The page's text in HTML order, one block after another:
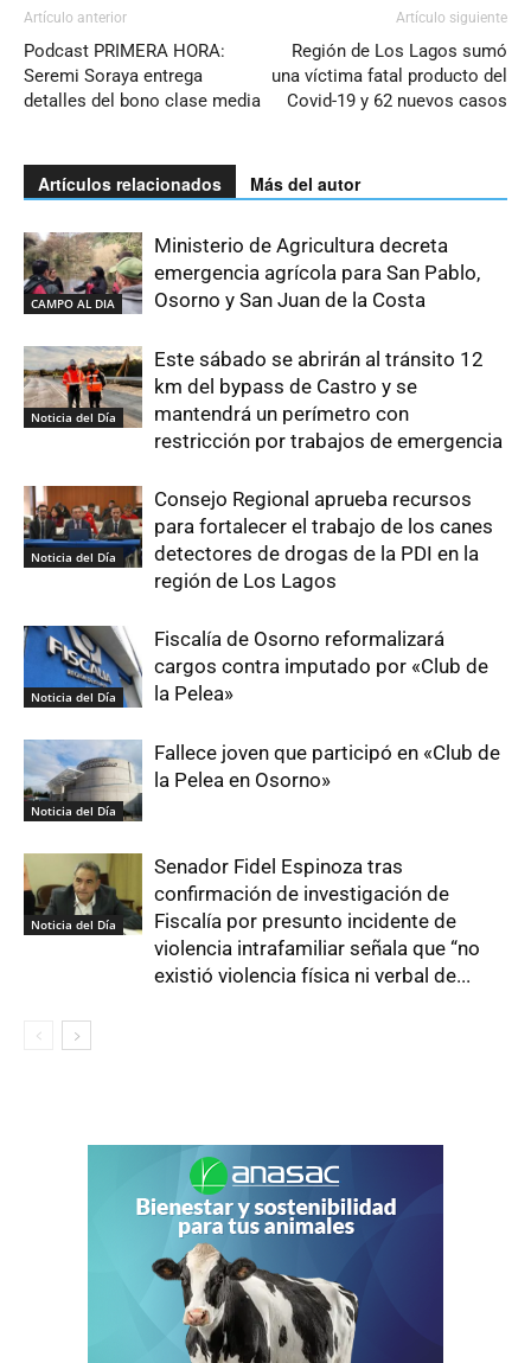
Artículo anterior
Podcast PRIMERA HORA:
Seremi Soraya entrega
detalles del bono clase media
Artículo siguiente
Región de Los Lagos sumó
una víctima fatal producto del
Covid-19 y 62 nuevos casos
Artículos relacionados Más del autor
CAMPO AL DIA
Ministerio de Agricultura decreta
emergencia agrícola para San Pablo,
Osorno y San Juan de la Costa
Noticia del Día
Este sábado se abrirán al tránsito 12
km del bypass de Castro y se
mantendrá un perímetro con
restricción por trabajos de emergencia
Noticia del Día
Consejo Regional aprueba recursos
para fortalecer el trabajo de los canes
detectores de drogas de la PDI en la
región de Los Lagos
Noticia del Día
Fiscalía de Osorno reformalizará
cargos contra imputado por «Club de
la Pelea»
Noticia del Día
Fallece joven que participó en «Club de
la Pelea en Osorno»
Noticia del Día
Senador Fidel Espinoza tras
confirmación de investigación de
Fiscalía por presunto incidente de
violencia intrafamiliar señala que “no
existió violencia física ni verbal de...